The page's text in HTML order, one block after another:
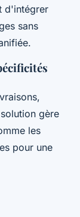
d'intégrer
sans
gère
les
pour une